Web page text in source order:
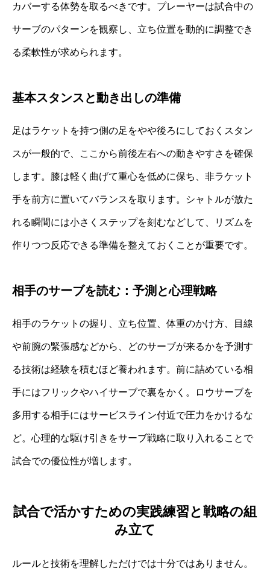
カバーする体勢を取るべきです。プレーヤーは試合中の
サーブのパターンを観察し、立ち位置を動的に調整でき
る柔軟性が求められます。
基本スタンスと動き出しの準備
足はラケットを持つ側の足をやや後ろにしておくスタン
スが一般的で、ここから前後左右への動きやすさを確保
します。膝は軽く曲げて重心を低めに保ち、非ラケット
手を前方に置いてバランスを取ります。シャトルが放た
れる瞬間には小さくステップを刻むなどして、リズムを
作りつつ反応できる準備を整えておくことが重要です。
相手のサーブを読む：予測と心理戦略
相手のラケットの握り、立ち位置、体重のかけ方、目線
や前腕の緊張感などから、どのサーブが来るかを予測す
る技術は経験を積むほど養われます。前に詰めている相
手にはフリックやハイサーブで裏をかく。ロウサーブを
多用する相手にはサービスライン付近で圧力をかけるな
ど。心理的な駆け引きをサーブ戦略に取り入れることで
試合での優位性が増します。
試合で活かすための実践練習と戦略の組
み立て
ルールと技術を理解しただけでは十分ではありません。